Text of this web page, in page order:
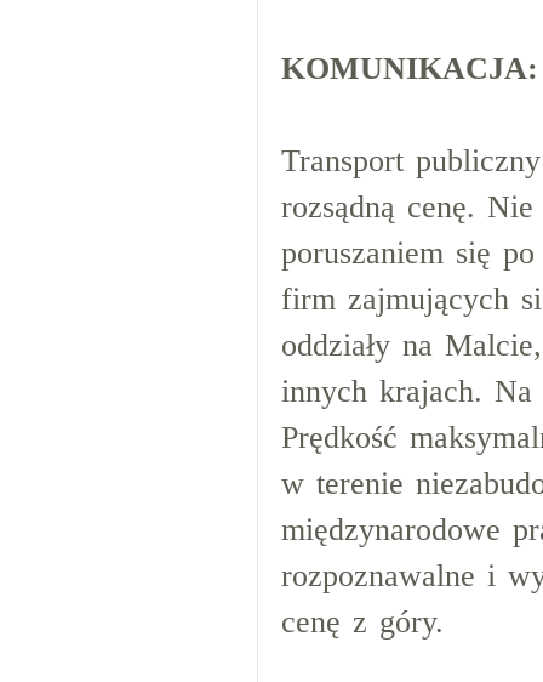
KOMUNIKACJA:
Transport
rozsądną cenę.
poruszaniem się
firm zajmujących
oddziały na
innych krajach. Na
Prędkość
w terenie
międzynarodowe
rozpoznawalne i
cenę z góry.